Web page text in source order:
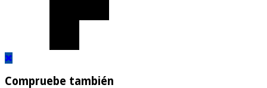
Compruebe también